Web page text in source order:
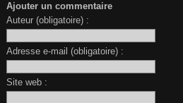
Ajouter un commentaire
Auteur (obligatoire) :
Adresse e-mail (obligatoire) :
Site web :